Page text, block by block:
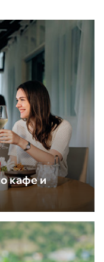
кафе и